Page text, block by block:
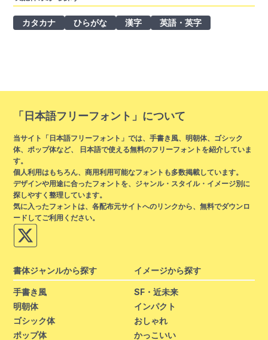
カタカナ ひらがな 漢字 英語・英字
「日本語フリーフォント」について
当サイト「日本語フリーフォント」では、手書き風、明朝体、ゴシック
体、ポップ体など、 日本語で使える無料のフリーフォントを紹介していま
す。
個人利用はもちろん、商用利用可能なフォントも多数掲載しています。
デザインや用途に合ったフォントを、ジャンル・スタイル・イメージ別に
探しやすく整理しています。
気に入ったフォントは、各配布元サイトへのリンクから、無料でダウンロ
ードしてご利用ください。
書体ジャンルから探す
手書き風
明朝体
ゴシック体
ポップ体
イメージから探す
SF・近未来
インパクト
おしゃれ
かっこいい